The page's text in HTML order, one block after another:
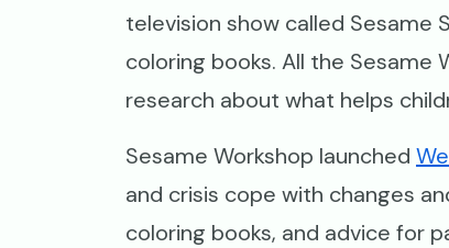
television show called Sesame
coloring books. All the Sesame
research about what helps
Sesame Workshop launched
and crisis cope with changes
coloring books, and advice for